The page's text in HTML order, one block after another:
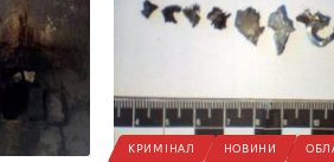
КРИМІНАЛ НОВИНИ